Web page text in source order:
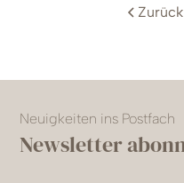
Neuigkeiten ins Postfach
Newsletter